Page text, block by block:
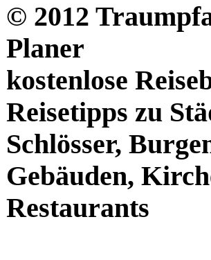
© 2012
Planer
kostenlose
Reisetipps zu
Schlösser,
Gebäuden,
Restaurants